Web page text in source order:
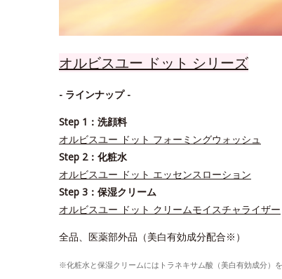
オルビスユー ドット シリーズ
- ラインナップ -
Step 1：洗顔料
オルビスユー ドット フォーミングウォッシュ
Step 2：化粧水
オルビスユー ドット エッセンスローション
Step 3：保湿クリーム
オルビスユー ドット クリームモイスチャライザー
全品、医薬部外品（美白有効成分配合※）
※化粧水と保湿クリームにはトラネキサム酸（美白有効成分）